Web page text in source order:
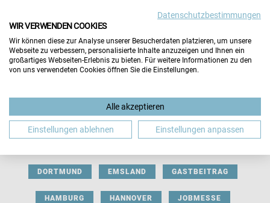
BERUFLICHE ORIENTIERUNG BEWERBUNG
DORTMUND EMSLAND GASTBEITRAG
HAMBURG HANNOVER JOBMESSE
Datenschutzbestimmungen
WIR VERWENDEN COOKIES
Wir können diese zur Analyse unserer Besucherdaten platzieren, um unsere
Webseite zu verbessern, personalisierte Inhalte anzuzeigen und Ihnen ein
großartiges Webseiten-Erlebnis zu bieten. Für weitere Informationen zu den
von uns verwendeten Cookies öffnen Sie die Einstellungen.
Alle akzeptieren
Einstellungen ablehnen Einstellungen anpassen